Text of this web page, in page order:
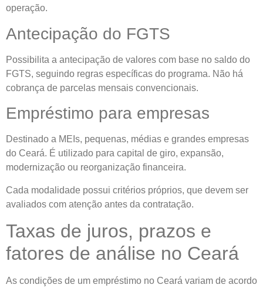
operação.
Antecipação do FGTS
Possibilita a antecipação de valores com base no saldo do
FGTS, seguindo regras específicas do programa. Não há
cobrança de parcelas mensais convencionais.
Empréstimo para empresas
Destinado a MEIs, pequenas, médias e grandes empresas
do Ceará. É utilizado para capital de giro, expansão,
modernização ou reorganização financeira.
Cada modalidade possui critérios próprios, que devem ser
avaliados com atenção antes da contratação.
Taxas de juros, prazos e
fatores de análise no Ceará
As condições de um empréstimo no Ceará variam de acordo